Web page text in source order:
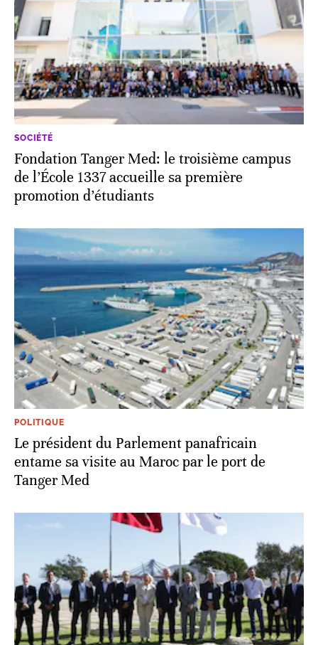
SOCIÉTÉ
Fondation Tanger Med: le troisième campus
de l’École 1337 accueille sa première
promotion d’étudiants
POLITIQUE
Le président du Parlement panafricain
entame sa visite au Maroc par le port de
Tanger Med